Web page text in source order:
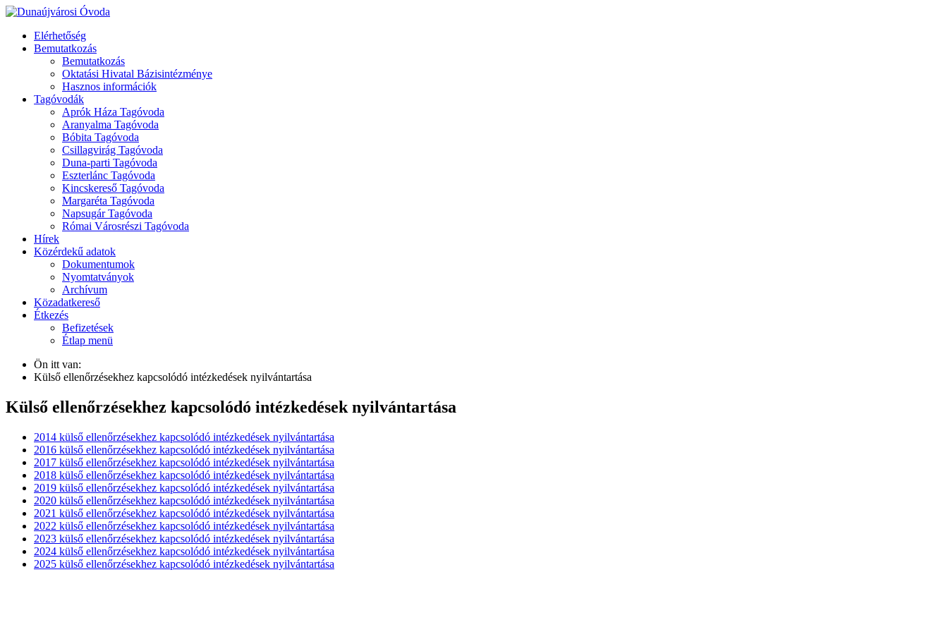
Elérhetőség
Bemutatkozás
Bemutatkozás
Oktatási Hivatal Bázisintézménye
Hasznos információk
Tagóvodák
Aprók Háza Tagóvoda
Aranyalma Tagóvoda
Bóbita Tagóvoda
Csillagvirág Tagóvoda
Duna-parti Tagóvoda
Eszterlánc Tagóvoda
Kincskereső Tagóvoda
Margaréta Tagóvoda
Napsugár Tagóvoda
Római Városrészi Tagóvoda
Hírek
Közérdekű adatok
Dokumentumok
Nyomtatványok
Archívum
Közadatkereső
Étkezés
Befizetések
Étlap menü
Ön itt van:
Külső ellenőrzésekhez kapcsolódó intézkedések nyilvántartása
Külső ellenőrzésekhez kapcsolódó intézkedések nyilvántartása
2014 külső ellenőrzésekhez kapcsolódó intézkedések nyilvántartása
2016 külső ellenőrzésekhez kapcsolódó intézkedések nyilvántartása
2017 külső ellenőrzésekhez kapcsolódó intézkedések nyilvántartása
2018 külső ellenőrzésekhez kapcsolódó intézkedések nyilvántartása
2019 külső ellenőrzésekhez kapcsolódó intézkedések nyilvántartása
2020 külső ellenőrzésekhez kapcsolódó intézkedések nyilvántartása
2021 külső ellenőrzésekhez kapcsolódó intézkedések nyilvántartása
2022 külső ellenőrzésekhez kapcsolódó intézkedések nyilvántartása
2023 külső ellenőrzésekhez kapcsolódó intézkedések nyilvántartása
2024 külső ellenőrzésekhez kapcsolódó intézkedések nyilvántartása
2025 külső ellenőrzésekhez kapcsolódó intézkedések nyilvántartása